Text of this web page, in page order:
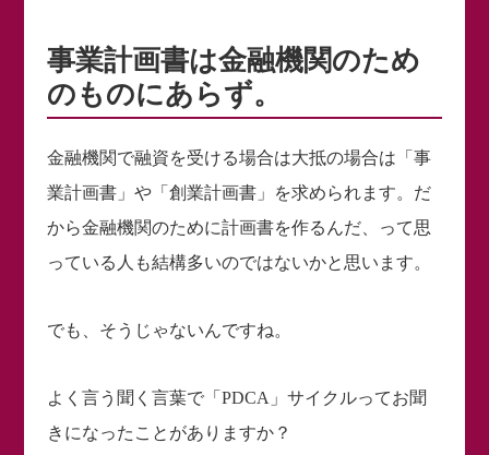
事業計画書は金融機関のため
のものにあらず。
金融機関で融資を受ける場合は大抵の場合は「事
業計画書」や「創業計画書」を求められます。だ
から金融機関のために計画書を作るんだ、って思
っている人も結構多いのではないかと思います。
でも、そうじゃないんですね。
よく言う聞く言葉で「PDCA」サイクルってお聞
きになったことがありますか？